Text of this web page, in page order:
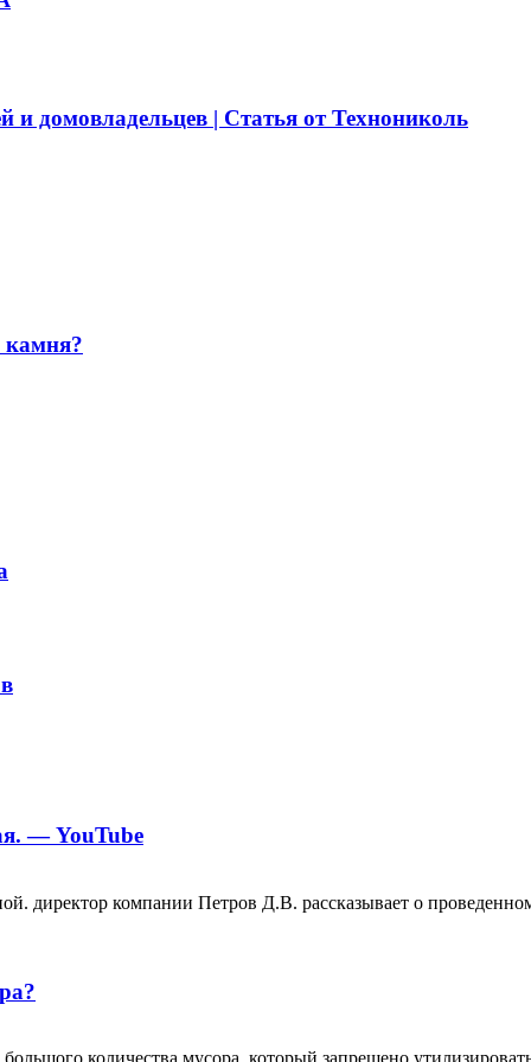
и домовладельцев | Статья от Технониколь
камня?
— YouTube
директор компании Петров Д.В. рассказывает о